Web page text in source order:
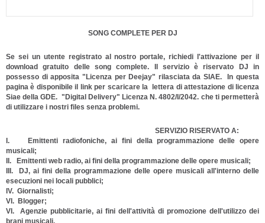
SONG COMPLETE PER DJ
Se sei un utente registrato al nostro portale, richiedi l'attivazione per il
download gratuito delle song complete. Il servizio è riservato DJ in
possesso di apposita "Licenza per Deejay" rilasciata da SIAE. In questa
pagina è disponibile il link per scaricare la lettera di attestazione di licenza
Siae della GDE. "Digital Delivery" Licenza N. 4802/I/2042. che ti permetterà
di utilizzare i nostri files senza problemi.
SERVIZIO RISERVATO A:
I. Emittenti radiofoniche, ai fini della programmazione delle opere
musicali;
II. Emittenti web radio, ai fini della programmazione delle opere musicali;
III. DJ, ai fini della programmazione delle opere musicali all'interno delle
esecuzioni nei locali pubblici;
IV. Giornalisti;
VI. Blogger;
VI. Agenzie pubblicitarie, ai fini dell'attività di promozione dell'utilizzo dei
brani musicali.